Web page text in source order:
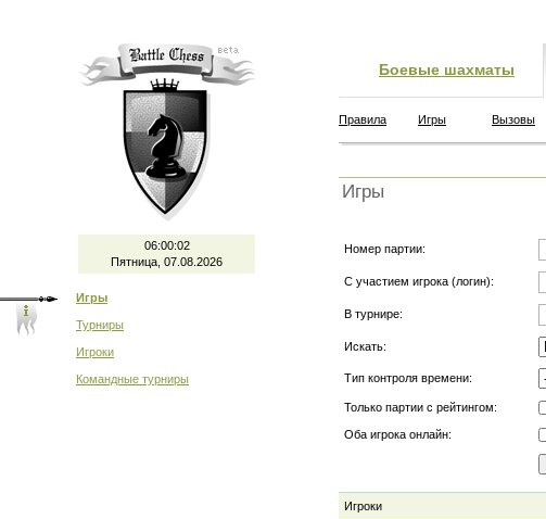
06:00:03
Пятница, 07.08.2026
Игры
Турниры
Игроки
Командные турниры
Боевые шахматы
Правила Игры Вызовы
Игры
Номер партии:
С участием игрока (логин):
В турнире:
Искать:
Тип контроля времени:
Только партии с рейтингом:
Оба игрока онлайн:
Игроки